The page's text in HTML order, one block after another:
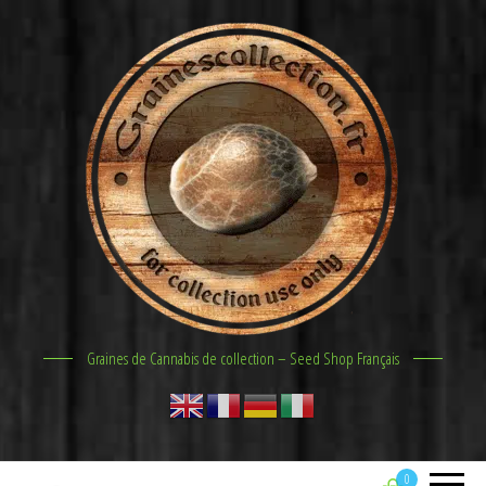
Graines de Cannabis de collection – Seed Shop Français
0